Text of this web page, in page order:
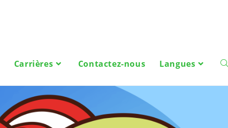
Carrières Contactez-nous Langues